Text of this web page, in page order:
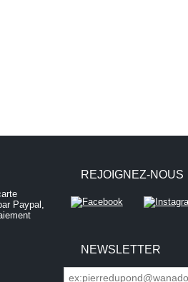
REJOIGNEZ-NOUS
NEWSLETTER